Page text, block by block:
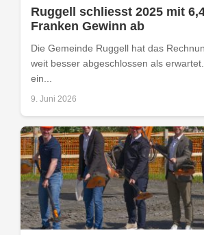
Ruggell schliesst 2025 mit
Franken Gewinn ab
Die Gemeinde Ruggell hat das
weit besser abgeschlossen als
ein...
9. Juni 2026